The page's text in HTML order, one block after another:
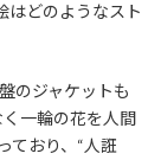
はどのようなスト
のジャケットも
一輪の花を人間
ており、“人誑